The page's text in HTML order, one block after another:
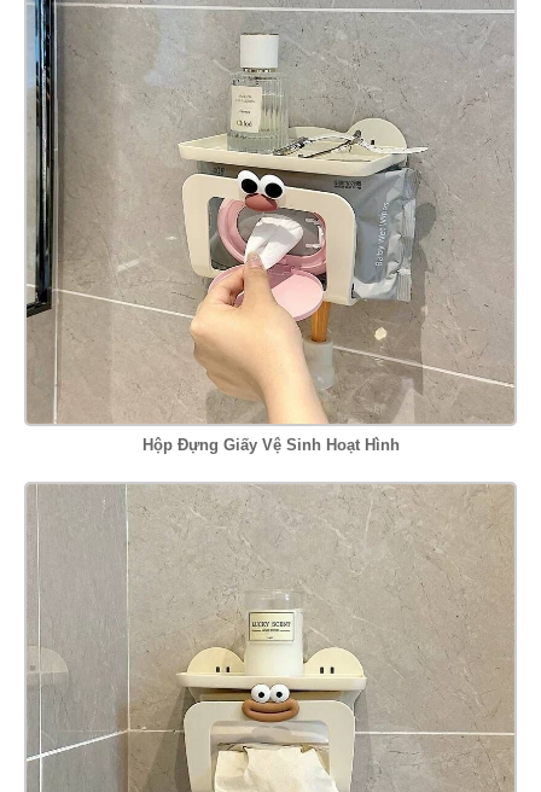
Hộp Đựng Giấy Vệ Sinh Hoạt Hình